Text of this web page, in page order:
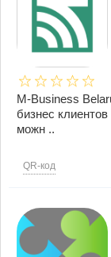
M-Business
бизнес
можн ..
QR-код